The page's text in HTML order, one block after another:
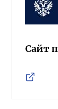
Сайт